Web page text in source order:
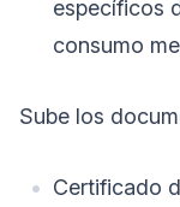
específicos
consumo
Sube los
Certificado